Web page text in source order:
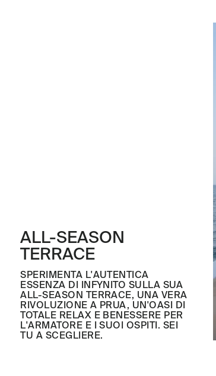
ALL-SEASON
TERRACE
SPERIMENTA L'AUTENTICA
ESSENZA DI INFYNITO SULLA SUA
ALL-SEASON TERRACE, UNA VERA
RIVOLUZIONE A PRUA, UN'OASI DI
TOTALE RELAX E BENESSERE PER
L'ARMATORE E I SUOI OSPITI. SEI
TU A SCEGLIERE.